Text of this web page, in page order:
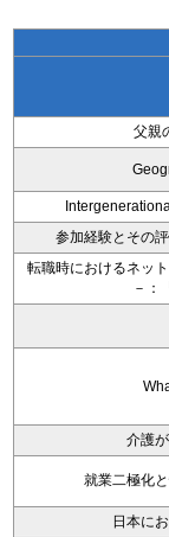
父親
参加経験とその
転職時におけるネッ
－：
介護
就業二極化
日本に